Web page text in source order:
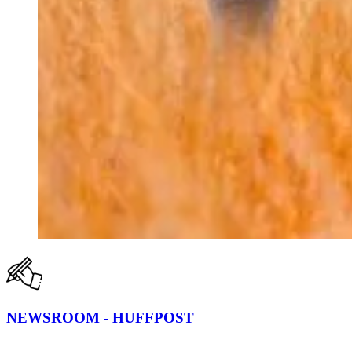
NEWSROOM - HUFFPOST